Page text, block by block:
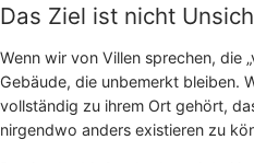
Das Ziel ist nicht
Wenn wir von Villen sprechen, die
Gebäude, die unbemerkt bleiben.
vollständig zu ihrem Ort gehört,
nirgendwo anders existieren zu